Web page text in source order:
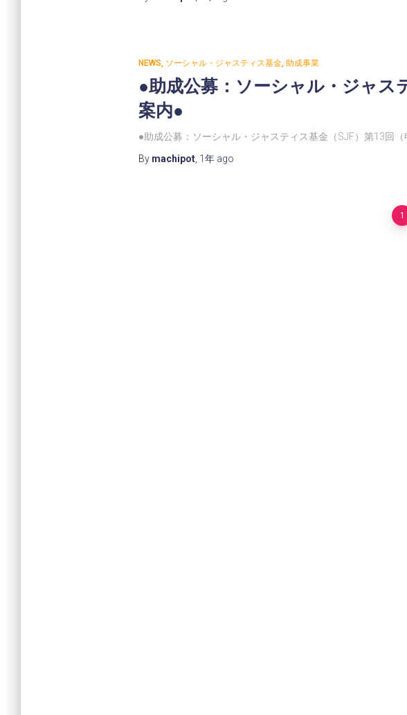
NEWS ソーシャル・ジャスティス基金 助成事業
●助成公募：ソーシャル・ジャス
案内●
●助成公募：ソーシャル・ジャスティス基金（SJF）第13回
By machipot, 1年ago
1